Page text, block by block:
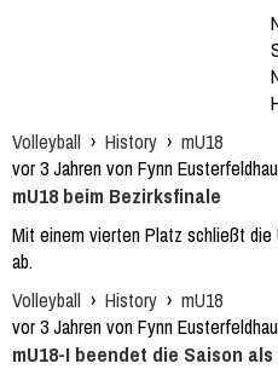
Volleyball › History › mU18
vor 3 Jahren von Fynn
mU18 beim Bezirksfinale
Mit einem vierten Platz schließt
ab.
Volleyball › History › mU18
vor 3 Jahren von Fynn
mU18-I beendet die Saison